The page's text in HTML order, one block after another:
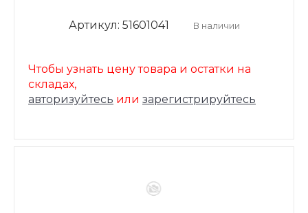
Артикул: 51601041 В наличии
Чтобы узнать цену товара и остатки на
складах,
авторизуйтесь или зарегистрируйтесь